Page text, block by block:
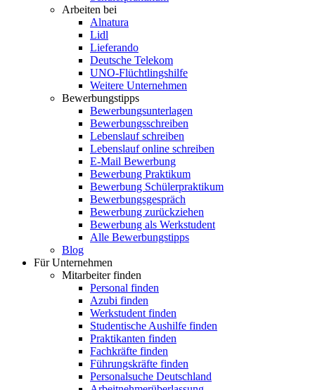
Arbeiten bei
Alnatura
Lidl
Lieferando
Deutsche Telekom
UNO-Flüchtlingshilfe
Weitere Unternehmen
Bewerbungstipps
Bewerbungsunterlagen
Bewerbungsschreiben
Lebenslauf schreiben
Lebenslauf online schreiben
E-Mail Bewerbung
Bewerbung Praktikum
Bewerbung Schülerpraktikum
Bewerbungsgespräch
Bewerbung zurückziehen
Bewerbung als Werkstudent
Alle Bewerbungstipps
Blog
Für Unternehmen
Mitarbeiter finden
Personal finden
Azubi finden
Werkstudent finden
Studentische Aushilfe finden
Praktikanten finden
Fachkräfte finden
Führungskräfte finden
Personalsuche Deutschland